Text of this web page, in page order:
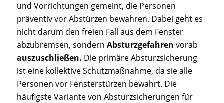
und Vorrichtungen gemeint, die Personen
präventiv vor Abstürzen bewahren. Dabei geht es
nicht darum den freien Fall aus dem Fenster
abzubremsen, sondern Absturzgefahren vorab
auszuschließen. Die primäre Absturzsicherung
ist eine kollektive Schutzmaßnahme, da sie alle
Personen vor Fensterstürzen bewahrt. Die
häufigste Variante von Absturzsicherungen für